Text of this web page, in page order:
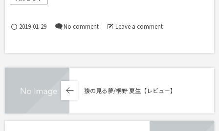
2019-01-29 No comment Leave a comment
猿の見る夢/桐野 夏生【レビュー】